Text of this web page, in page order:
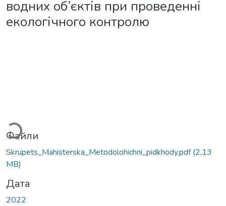
водних об’єктів при проведенні
екологічного контролю
Файли
Skrupets_Мahisterska_Metodolohichni_pidkhody.pdf(2,13
MB)
Дата
2022